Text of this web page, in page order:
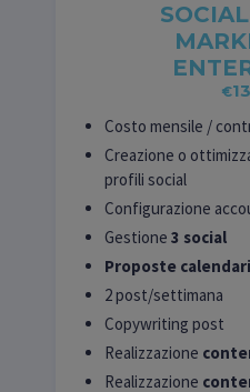
€
Costo mensile /
Creazione o
profili social
Configurazione
Gestione 3 social
Proposte
2 post/settimana
Copywriting post
Realizzazione
Realizzazione